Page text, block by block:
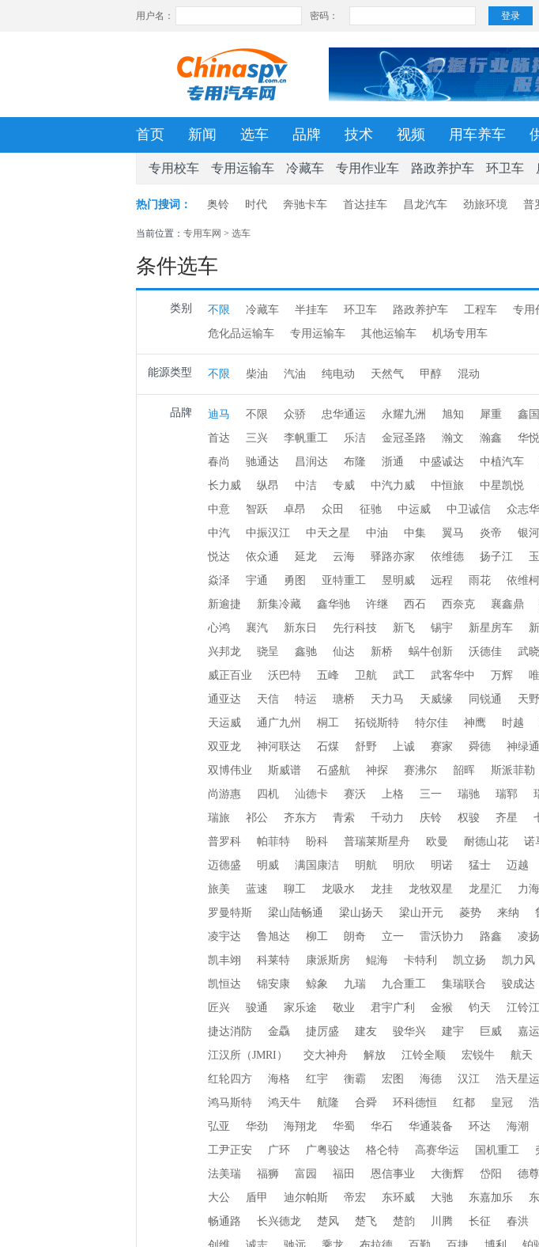
首页 新闻 选车 品牌 技术 视频 用车养车
专用校车 专用运输车 冷藏车 专用作业车 路政养护车 环卫车
热门搜词： 奥铃 时代 奔驰卡车 首达挂车 昌龙汽车 劲旅环境 普
当前位置： 专用车网 > 选车
条件选车
类别 不限 冷藏车 半挂车 环卫车 路政养护车 工程车 专用
危化品运输车
专用运输车 其他运输车 机场专用车
能源类型 不限 柴油 汽油 纯电动 天然气 甲醇 混动
品牌 迪马 不限 众骄 忠华通运 永耀九洲 旭知 犀重 鑫
首达
三兴 李帆重工 乐洁 金冠圣路 瀚文 瀚鑫 华
春尚
驰通达 昌润达 布隆 浙通 中盛诚达 中植汽车
长力威
纵昂 中洁 专威 中汽力威 中恒旅 中星凯悦
中意
智跃 卓昂 众田 征驰 中运威 中卫诚信 众志
中汽
中振汉江 中天之星 中油 中集 翼马 炎帝 银河
悦达
依众通 延龙 云海 驿路亦家 依维德 扬子江
焱泽
宇通 勇图 亚特重工 昱明威 远程 雨花 依维柯
新逾捷
新集冷藏 鑫华驰 许继 西石 西奈克 襄鑫鼎
心鸿
襄汽 新东日 先行科技 新飞 锡宇 新星房车
兴邦龙
骁呈 鑫驰 仙达 新桥 蜗牛创新 沃德佳 武
威正百业
沃巴特 五峰 卫航 武工 武客华中 万辉
通亚达
天信 特运 瑭桥 天力马 天威缘 同锐通 天野
天运威
通广九州 桐工 拓锐斯特 特尔佳 神鹰 时越
双亚龙
神河联达 石煤 舒野 上诚 赛家 舜德 神绿通
双博伟业
斯威谱 石盛航 神探 赛沸尔 韶晖 斯派菲勒
尚游惠
四机 汕德卡 赛沃 上格 三一 瑞驰 瑞郓
瑞旅
祁公 齐东方 青索 千动力 庆铃 权骏 齐星
普罗科
帕菲特 盼科 普瑞莱斯星舟 欧曼 耐德山花 诺
迈德盛
明威 满国康洁 明航 明欣 明诺 猛士 迈越
旅美
蓝速 聊工 龙吸水 龙挂 龙牧双星 龙星汇 力
罗曼特斯
梁山陆畅通 梁山扬天 梁山开元 菱势 来纳
凌宇达
鲁旭达 柳工 朗奇 立一 雷沃协力 路鑫 凌扬
凯丰翊
科莱特 康派斯房 鲲海 卡特利 凯立扬 凯力风
凯恒达
锦安康 鲸象 九瑞 九合重工 集瑞联合 骏成达
匠兴
骏通 家乐途 敬业 君宇广利 金猴 钧天 江铃
捷达消防
金驫 捷厉盛 建友 骏华兴 建宇 巨威 嘉
江汉所（JMRI）
交大神舟 解放 江铃全顺 宏锐牛 航天
红轮四方
海格 红宇 衡霸 宏图 海德 汉江 浩天星运
鸿马斯特
鸿天牛 航隆 合舜 环科德恒 红都 皇冠
弘亚
华劲 海翔龙 华蜀 华石 华通装备 环达 海潮
工尹正安
广环 广粤骏达 格仑特 高赛华运 国机重工
法美瑞
福狮 富园 福田 恩信事业 大衡辉 岱阳 德尊
大公
盾甲 迪尔帕斯 帝宏 东环威 大驰 东嘉加乐
畅通路
长兴德龙 楚风 楚飞 楚韵 川腾 长征 春洪